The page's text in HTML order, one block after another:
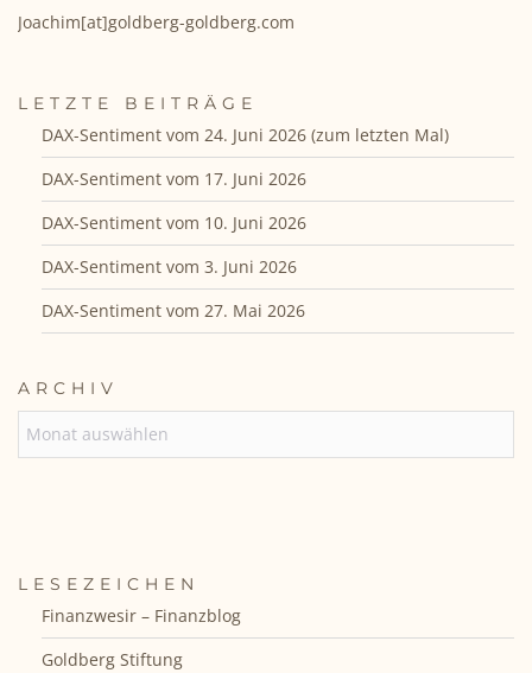
Joachim[at]goldberg-goldberg.com
LETZTE BEITRÄGE
DAX-Sentiment vom 24. Juni 2026 (zum letzten Mal)
DAX-Sentiment vom 17. Juni 2026
DAX-Sentiment vom 10. Juni 2026
DAX-Sentiment vom 3. Juni 2026
DAX-Sentiment vom 27. Mai 2026
ARCHIV
LESEZEICHEN
Finanzwesir – Finanzblog
Goldberg Stiftung